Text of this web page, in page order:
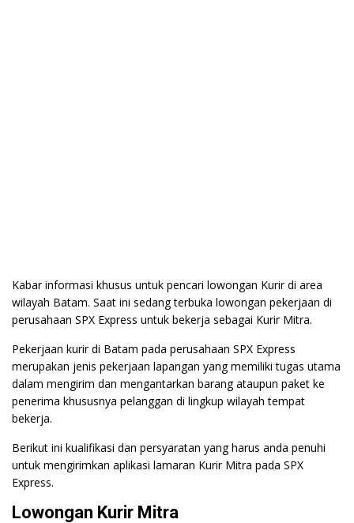
Kabar informasi khusus untuk pencari lowongan Kurir di area
wilayah Batam. Saat ini sedang terbuka lowongan pekerjaan di
perusahaan SPX Express untuk bekerja sebagai Kurir Mitra.
Pekerjaan kurir di Batam pada perusahaan SPX Express
merupakan jenis pekerjaan lapangan yang memiliki tugas utama
dalam mengirim dan mengantarkan barang ataupun paket ke
penerima khususnya pelanggan di lingkup wilayah tempat
bekerja.
Berikut ini kualifikasi dan persyaratan yang harus anda penuhi
untuk mengirimkan aplikasi lamaran Kurir Mitra pada SPX
Express.
Lowongan Kurir Mitra